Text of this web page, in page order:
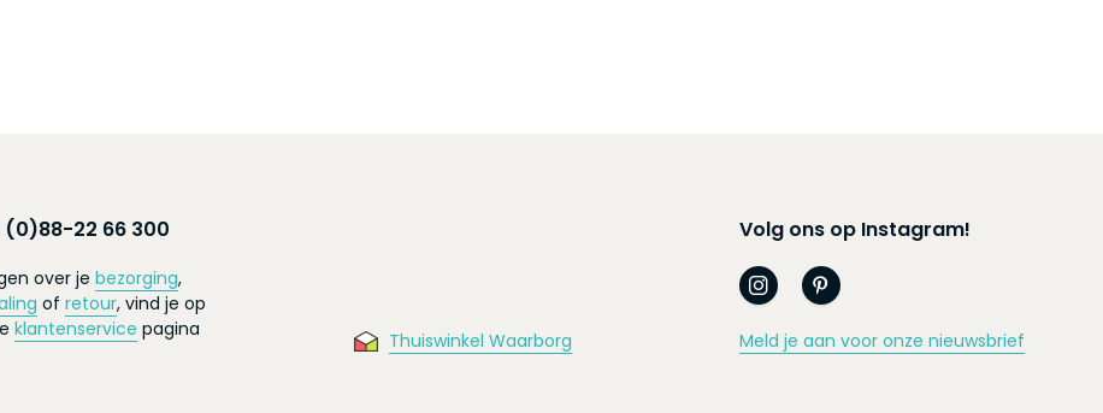
(0)88-22 66 300
over je bezorging,
of retour, vind je op
klantenservice pagina Thuiswinkel Waarborg
Volg ons op Instagram!
Meld je aan voor onze nieuwsbrief